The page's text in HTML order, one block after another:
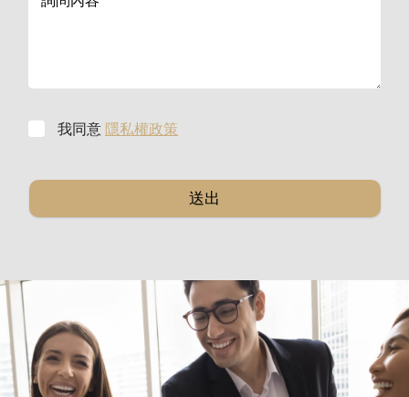
我同意 隱私權政策
送出